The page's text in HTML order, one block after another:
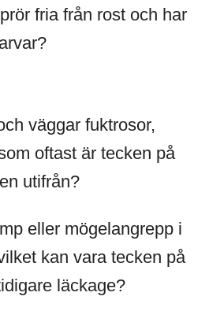
fria från rost och har
väggar fuktrosor,
oftast är tecken på
utifrån?
eller mögelangrepp i
kan vara tecken på
läckage?